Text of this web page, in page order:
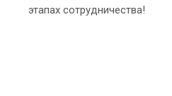
этапах сотрудничества!